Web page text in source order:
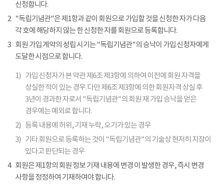
신청합니다.
2 "독립기념관"은 제1항과 같이 회원으로 가입할 것을 신청한 자가 다음
각 호에 해당하지 않는 한 신청한 자를 회원으로 등록합니다.
3 회원 가입 계약의 성립 시기는 "독립기념관"의 승낙이 가입 신청자에게
도달한 시점으로 합니다.
1) 가입 신청자가 본 약관 제6조 제3항에 의하여 이전에 회원 자격을
상실한 적이 있는 경우. 다만 제6조 제3항에 의한 회원자격 상실 후
3년이 경과한 자로서 "독립기념관"의 회원 재 가입 승낙을 얻은
경우에는 예외로 합니다.
2) 등록 내용에 허위, 기재 누락, 오기가 있는 경우
3) 기타 회원으로 등록하는 것이 "독립기념관"의 기술상 현저히 지장이
있다고 판단되는 경우
4
회원은 제1항의 회원 정보 기재 내용에 변경 이 발생한 경우, 즉시 변경
사항을 정정하여 기재하여야 합니다.